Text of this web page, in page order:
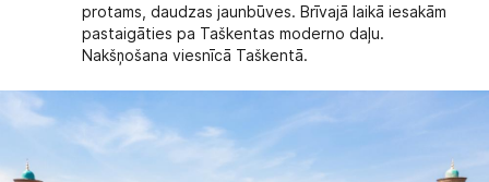
protams, daudzas jaunbūves. Brīvajā laikā iesakām
pastaigāties pa Taškentas moderno daļu.
Nakšņošana viesnīcā Taškentā.